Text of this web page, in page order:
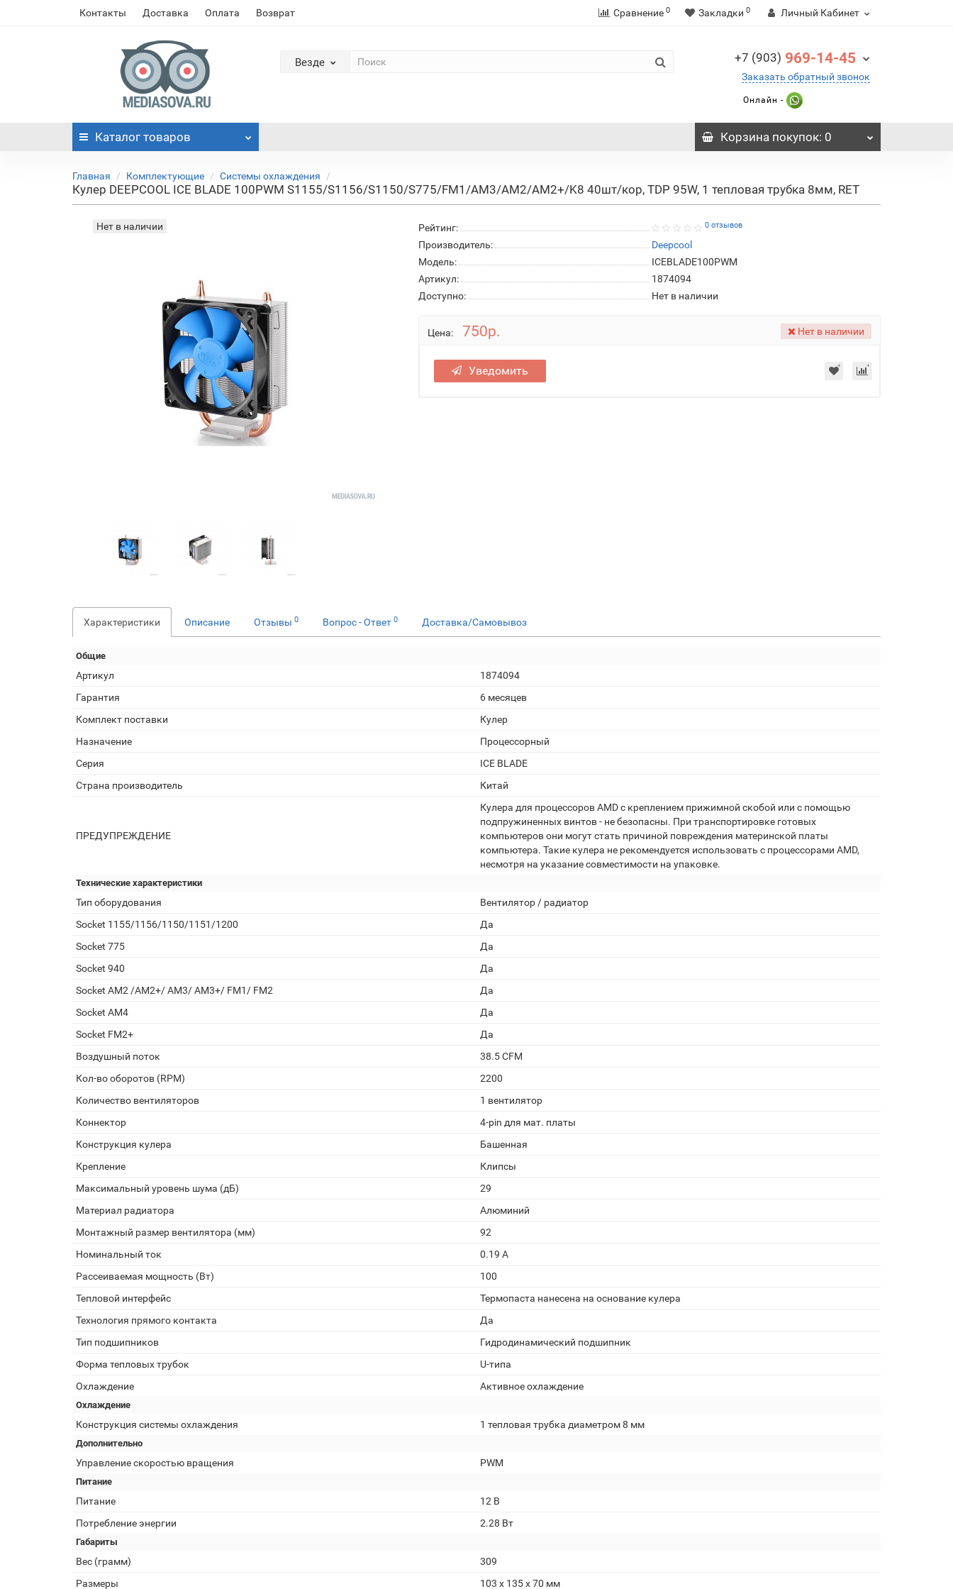
Контакты Доставка Оплата Возврат Сравнение 0 Закладки 0 Личный Кабинет
Везде +7 (903) 969-14-45
Заказать обратный звонок
Онлайн -
Каталог товаров Корзинапокупок: 0
Главная Комплектующие Системы охлаждения
Кулер DEEPCOOL ICE BLADE 100PWM S1155/S1156/S1150/S775/FM1/AM3/AM2/AM2+/K8 40шт/кор, TDP 95W, 1 тепловая трубка 8мм, RET
Нет в наличии Рейтинг: 0 отзывов
Производитель:
Deepcool
Модель:
ICEBLADE100PWM
Артикул:
1874094
Доступно:
Нет в наличии
Цена: 750р. Нет в наличии
Уведомить
Характеристики Описание Отзывы 0 Вопрос - Ответ 0 Доставка/Самовывоз
Общие
Артикул
1874094
Гарантия
6 месяцев
Комплект поставки
Кулер
Назначение
Процессорный
Серия
ICE BLADE
Страна производитель
Китай
ПРЕДУПРЕЖДЕНИЕ
Кулера для процессоров AMD с креплением прижимной скобой или с помощью
подпружиненных винтов - не безопасны. При транспортировке готовых
компьютеров они могут стать причиной повреждения материнской платы
компьютера. Такие кулера не рекомендуется использовать с процессорами AMD,
несмотря на указание совместимости на упаковке.
Технические характеристики
Тип оборудования
Вентилятор / радиатор
Socket 1155/1156/1150/1151/1200
Да
Socket 775
Да
Socket 940
Да
Socket AM2 /АМ2+/ АМ3/ AM3+/ FM1/ FM2
Да
Socket AM4
Да
Socket FM2+
Да
Воздушный поток
38.5 CFM
Кол-во оборотов (RPM)
2200
Количество вентиляторов
1 вентилятор
Коннектор
4-pin для мат. платы
Конструкция кулера
Башенная
Крепление
Клипсы
Максимальный уровень шума (дБ)
29
Материал радиатора
Алюминий
Монтажный размер вентилятора (мм)
92
Номинальный ток
0.19 A
Рассеиваемая мощность (Вт)
100
Тепловой интерфейс
Термопаста нанесена на основание кулера
Технология прямого контакта
Да
Тип подшипников
Гидродинамический подшипник
Форма тепловых трубок
U-типа
Охлаждение
Активное охлаждение
Охлаждение
Конструкция системы охлаждения 1 тепловая трубка диаметром 8 мм
Дополнительно
Управление скоростью вращения PWM
Питание
Питание
12 В
Потребление энергии
2.28 Вт
Габариты
Вес (грамм)
309
Размеры
103 x 135 x 70 мм